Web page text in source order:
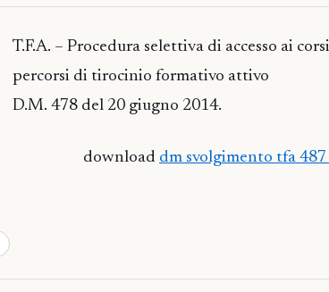
T.F.A. – Procedura selettiva di accesso ai
percorsi di tirocinio formativo attivo
D.M. 478 del 20 giugno 2014.
download dm svolgimento tfa